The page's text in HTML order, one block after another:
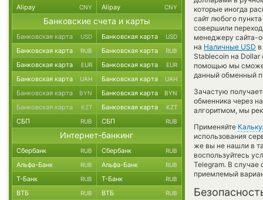
которые иногда
сайт любого
совершили
менеджеру сайта-
на Наличные USD
Stablecoin на
помощью мы
данный обменный
Зачастую
обменника через
алгоритмом, мы
Применяйте
использования
же вы не нашли в
воспользуйтесь
Telegram. В
приемлемый
Alipay CNY Alipay CNY
Банковские счета и карты
Банковская карта USD Банковская карта USD
Банковская карта RUB Банковская карта RUB
Банковская карта EUR Банковская карта EUR
Банковская карта UAH Банковская карта UAH
Банковская карта BYN Банковская карта BYN
Банковская карта KZT Банковская карта KZT
СБП RUB СБП RUB
Интернет-банкинг
Сбербанк RUB Сбербанк RUB
Альфа-Банк RUB Альфа-Банк RUB
Т-Банк RUB Т-Банк RUB
ВТБ RUB ВТБ RUB